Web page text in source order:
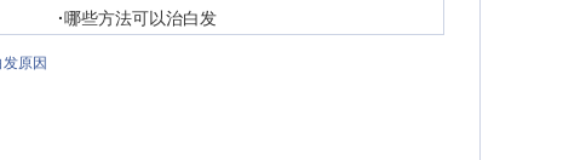
·哪些方法可以治白发
发原因